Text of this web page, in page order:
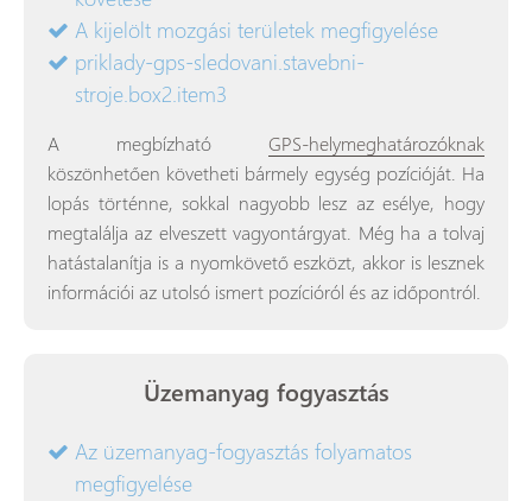
A kijelölt mozgási területek megfigyelése
priklady-gps-sledovani.stavebni-
stroje.box2.item3
A megbízható GPS-helymeghatározóknak
köszönhetően követheti bármely egység pozícióját. Ha
lopás történne, sokkal nagyobb lesz az esélye, hogy
megtalálja az elveszett vagyontárgyat. Még ha a tolvaj
hatástalanítja is a nyomkövető eszközt, akkor is lesznek
információi az utolsó ismert pozícióról és az időpontról.
Üzemanyag fogyasztás
Az üzemanyag-fogyasztás folyamatos
megfigyelése